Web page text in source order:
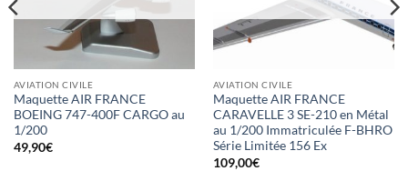
AVIATION CIVILE
Maquette AIR FRANCE
BOEING 747-400F CARGO au
1/200
49,90€
AVIATION CIVILE
Maquette AIR FRANCE
CARAVELLE 3 SE-210 en Métal
au 1/200 Immatriculée F-BHRO
Série Limitée 156 Ex
109,00€